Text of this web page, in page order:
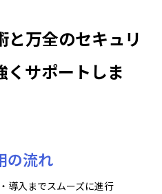
と万全のセキュリ
くサポートしま
の流れ
導入までスムーズに進行